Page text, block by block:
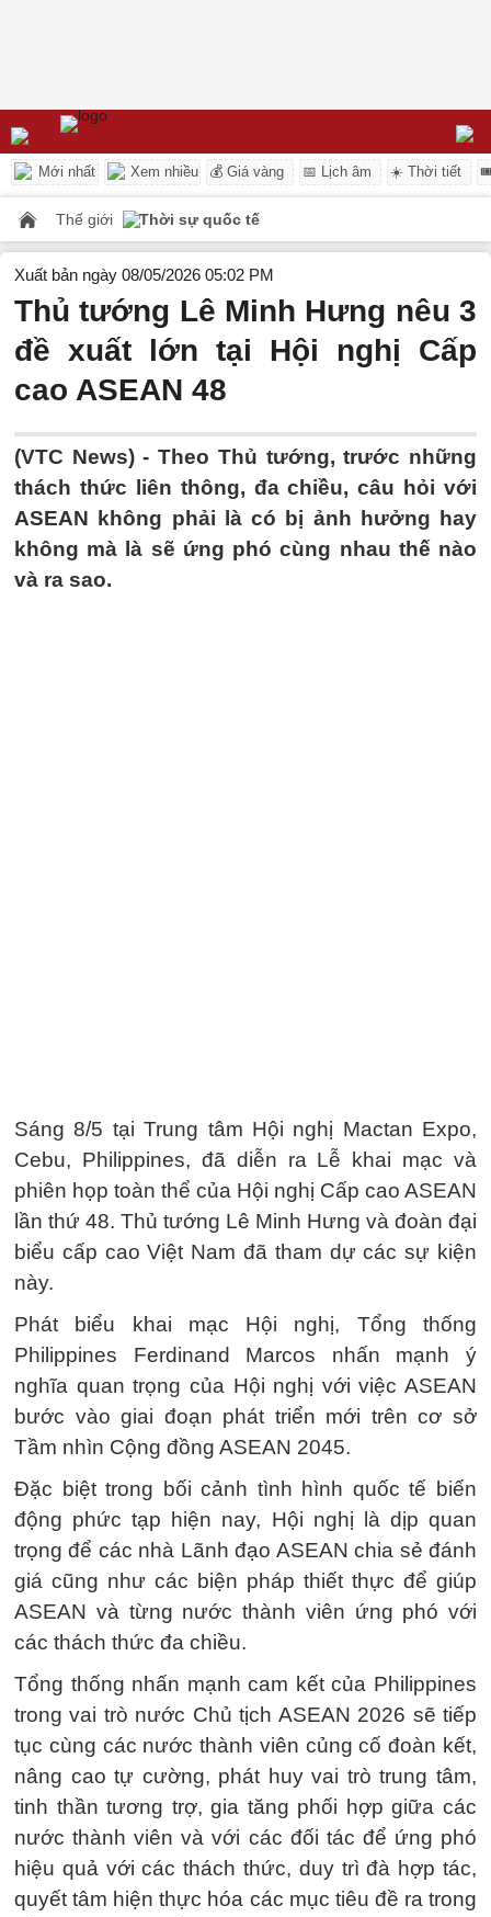
Mới nhất Xem nhiều 💰 Giá vàng 📅 Lịch âm ☀️ Thời tiết
Thế giới Thời sự quốc tế
Xuất bản ngày 08/05/2026 05:02 PM
Thủ tướng Lê Minh Hưng nêu 3
đề xuất lớn tại Hội nghị Cấp
cao ASEAN 48
(VTC News) -Theo Thủ tướng, trước những
thách thức liên thông, đa chiều, câu hỏi với
ASEAN không phải là có bị ảnh hưởng hay
không mà là sẽ ứng phó cùng nhau thế nào
và ra sao.
Sáng 8/5 tại Trung tâm Hội nghị Mactan Expo,
Cebu, Philippines, đã diễn ra Lễ khai mạc và
phiên họp toàn thể của Hội nghị Cấp cao ASEAN
lần thứ 48. Thủ tướng Lê Minh Hưng và đoàn đại
biểu cấp cao Việt Nam đã tham dự các sự kiện
này.
Phát biểu khai mạc Hội nghị, Tổng thống
Philippines Ferdinand Marcos nhấn mạnh ý
nghĩa quan trọng của Hội nghị với việc ASEAN
bước vào giai đoạn phát triển mới trên cơ sở
Tầm nhìn Cộng đồng ASEAN 2045.
Đặc biệt trong bối cảnh tình hình quốc tế biến
động phức tạp hiện nay, Hội nghị là dịp quan
trọng để các nhà Lãnh đạo ASEAN chia sẻ đánh
giá cũng như các biện pháp thiết thực để giúp
ASEAN và từng nước thành viên ứng phó với
các thách thức đa chiều.
Tổng thống nhấn mạnh cam kết của Philippines
trong vai trò nước Chủ tịch ASEAN 2026 sẽ tiếp
tục cùng các nước thành viên củng cố đoàn kết,
nâng cao tự cường, phát huy vai trò trung tâm,
tinh thần tương trợ, gia tăng phối hợp giữa các
nước thành viên và với các đối tác để ứng phó
hiệu quả với các thách thức, duy trì đà hợp tác,
quyết tâm hiện thực hóa các mục tiêu đề ra trong